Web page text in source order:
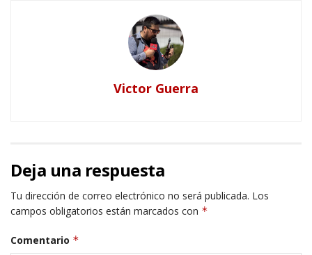
Victor Guerra
Deja una respuesta
Tu dirección de correo electrónico no será publicada. Los
campos obligatorios están marcados con *
Comentario *